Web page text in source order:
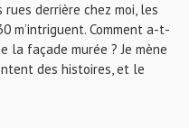
rues derrière chez moi, les
m’intriguent. Comment a-t-
la façade murée ? Je mène
des histoires, et le